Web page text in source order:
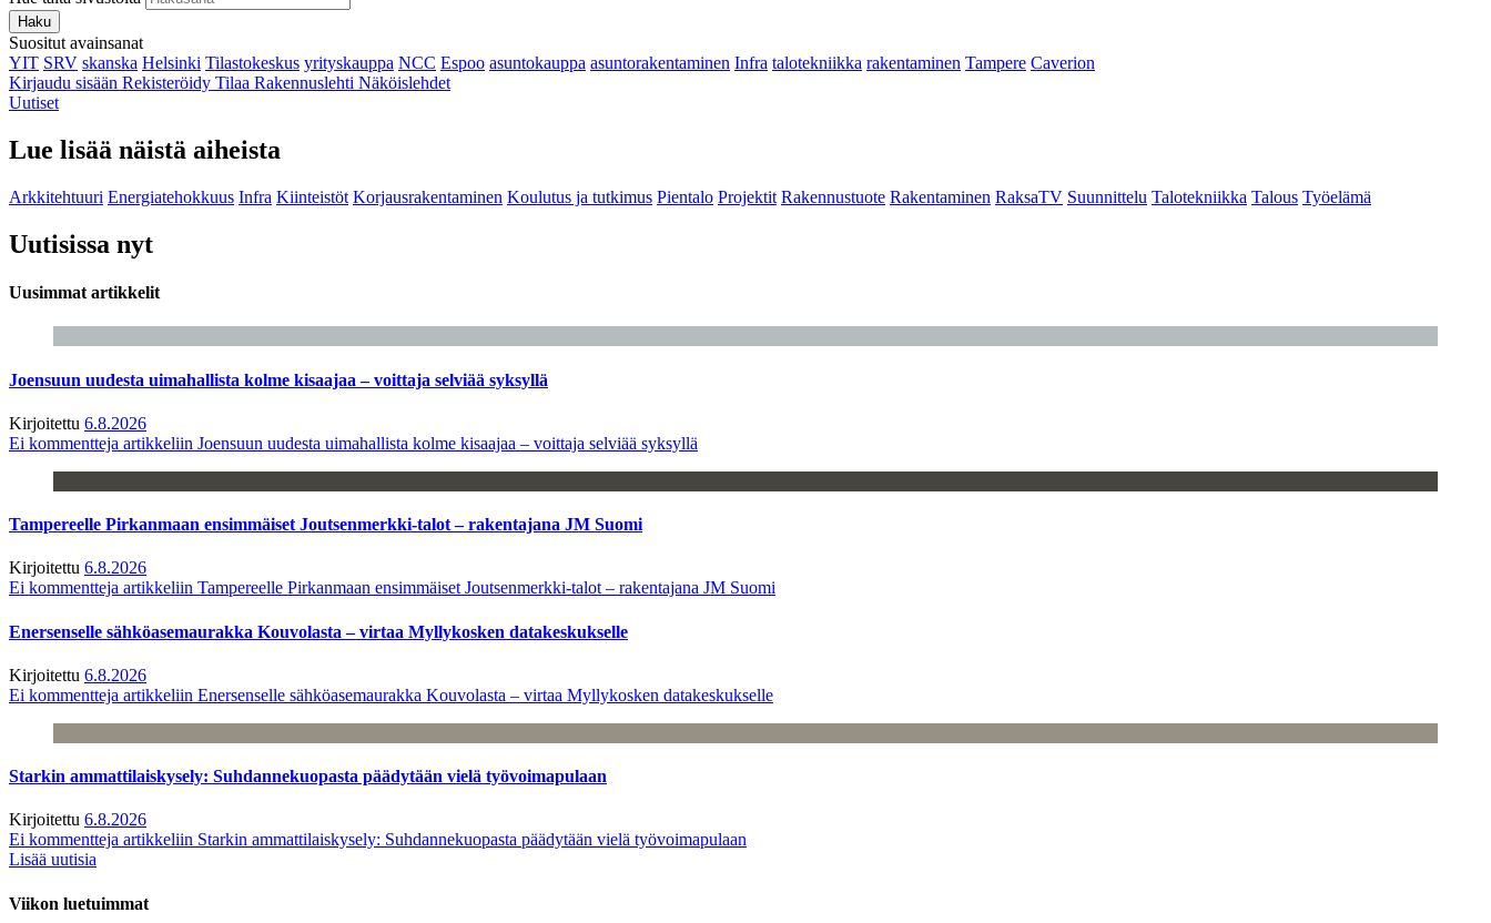
Haku
Suositut avainsanat
YIT SRV skanska Helsinki Tilastokeskus yrityskauppa NCC Espoo asuntokauppa asuntorakentaminen Infra talotekniikka rakentaminen Tampere Caverion
Kirjaudu sisään Rekisteröidy Tilaa Rakennuslehti Näköislehdet
Uutiset
Lue lisää näistä aiheista
Arkkitehtuuri Energiatehokkuus Infra Kiinteistöt Korjausrakentaminen Koulutus ja tutkimus Pientalo Projektit Rakennustuote Rakentaminen RaksaTV Suunnittelu Talotekniikka Talous Työelämä
Uutisissa nyt
Uusimmat artikkelit
Joensuun uudesta uimahallista kolme kisaajaa – voittaja selviää syksyllä
Kirjoitettu 6.8.2026
Ei kommentteja artikkeliin Joensuun uudesta uimahallista kolme kisaajaa – voittaja selviää syksyllä
Tampereelle Pirkanmaan ensimmäiset Joutsenmerkki-talot – rakentajana JM Suomi
Kirjoitettu 6.8.2026
Ei kommentteja artikkeliin Tampereelle Pirkanmaan ensimmäiset Joutsenmerkki-talot – rakentajana JM Suomi
Enersenselle sähköasemaurakka Kouvolasta – virtaa Myllykosken datakeskukselle
Kirjoitettu 6.8.2026
Ei kommentteja artikkeliin Enersenselle sähköasemaurakka Kouvolasta – virtaa Myllykosken datakeskukselle
Starkin ammattilaiskysely: Suhdannekuopasta päädytään vielä työvoimapulaan
Kirjoitettu 6.8.2026
Ei kommentteja artikkeliin Starkin ammattilaiskysely: Suhdannekuopasta päädytään vielä työvoimapulaan
Lisää uutisia
Viikon luetuimmat